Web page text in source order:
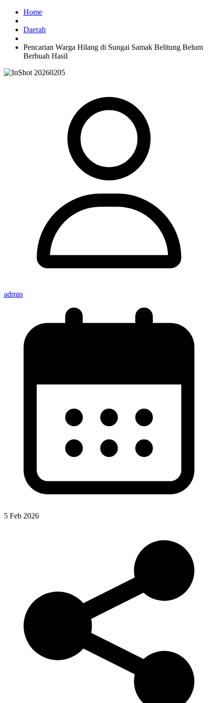
Home
Daerah
Pencarian Warga Hilang di Sungai Samak Belitung Belum
Berbuah Hasil
admin
5 Feb 2026